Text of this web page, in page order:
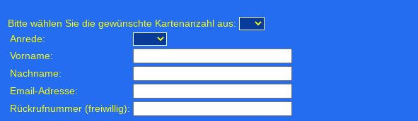
Bitte wählen Sie die gewünschte Kartenanzahl aus:
Anrede:
Vorname:
Nachname:
Email-Adresse:
Rückrufnummer (freiwillig):